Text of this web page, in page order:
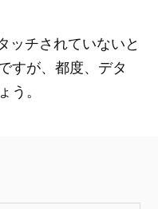
ッチされていないと
すが、都度、デタ
う。